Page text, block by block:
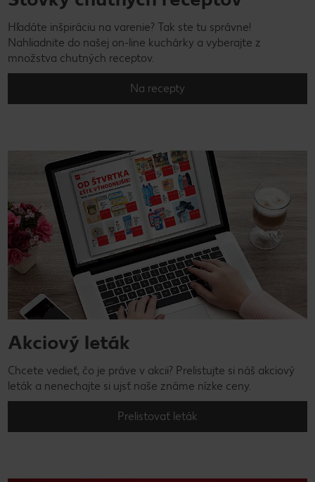
Hľadáte inšpiráciu na varenie? Tak ste tu správne!
Nahliadnite do našej on-line kuchárky a vyberajte z
množstva chutných receptov.
Na recepty
Akciový leták
Chcete vedieť, čo je práve v akcii? Prelistujte si náš akciový
leták a nenechajte si ujsť naše známe nízke ceny.
Prelistovať leták